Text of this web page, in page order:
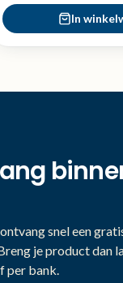
In
snel een
je product dan
per bank.